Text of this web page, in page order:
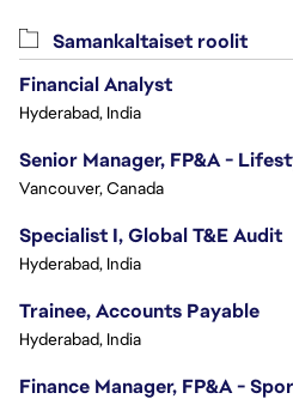
Samankaltaiset roolit
Financial Analyst
Hyderabad, India
Senior Manager, FP&A -
Vancouver, Canada
Specialist I, Global T&E Audit
Hyderabad, India
Trainee, Accounts Payable
Hyderabad, India
Finance Manager, FP&A -